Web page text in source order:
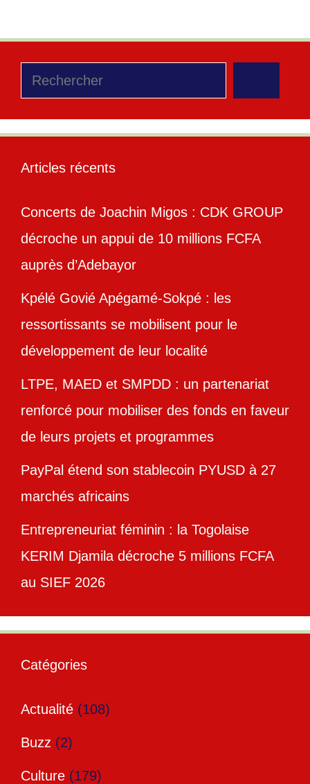
Rechercher
Articles récents
Concerts de Joachin Migos : CDK GROUP
décroche un appui de 10 millions FCFA
auprès d’Adebayor
Kpélé Govié Apégamé-Sokpé : les
ressortissants se mobilisent pour le
développement de leur localité
LTPE, MAED et SMPDD : un partenariat
renforcé pour mobiliser des fonds en faveur
de leurs projets et programmes
PayPal étend son stablecoin PYUSD à 27
marchés africains
Entrepreneuriat féminin : la Togolaise
KERIM Djamila décroche 5 millions FCFA
au SIEF 2026
Catégories
Actualité (108)
Buzz (2)
Culture (179)